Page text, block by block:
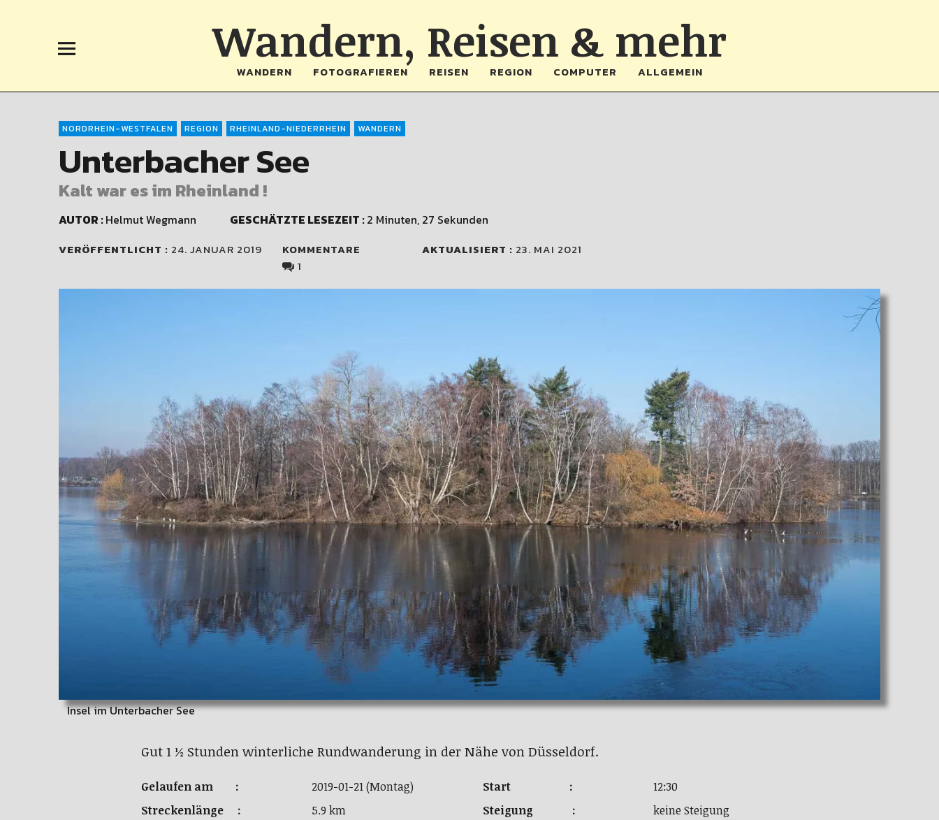
Wandern, Reisen & mehr
WANDERN FOTOGRAFIEREN REISEN REGION COMPUTER ALLGEMEIN
NORDRHEIN-WESTFALEN REGION RHEINLAND-NIEDERRHEIN WANDERN
Unterbacher See
Kalt war es im Rheinland !
AUTOR :Helmut Wegmann GESCHÄTZTE LESEZEIT :2 Minuten, 27 Sekunden
VERÖFFENTLICHT : 24. JANUAR 2019
KOMMENTARE
1
AKTUALISIERT : 23. MAI 2021
Insel im Unterbacher See
Gut 1 ½ Stunden winterliche Rundwanderung in der Nähe von Düsseldorf.
Gelaufen am : 2019-01-21 (Montag) Start :
12:30
Streckenlänge :
5.9 km Steigung :
keine Steigung